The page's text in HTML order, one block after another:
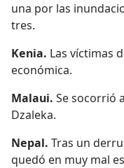
una por las
tres.
Kenia. Las víctimas
económica.
Malaui. Se socorrió
Dzaleka.
Nepal. Tras un
quedó en muy mal